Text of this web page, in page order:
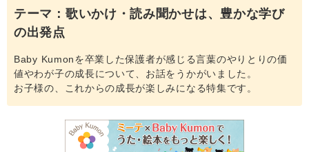
テーマ：歌いかけ・読み聞かせは、豊かな学び
の出発点
Baby Kumonを卒業した保護者が感じる言葉のやりとりの価
値やわが子の成長について、お話をうかがいました。
お子様の、これからの成長が楽しみになる特集です。